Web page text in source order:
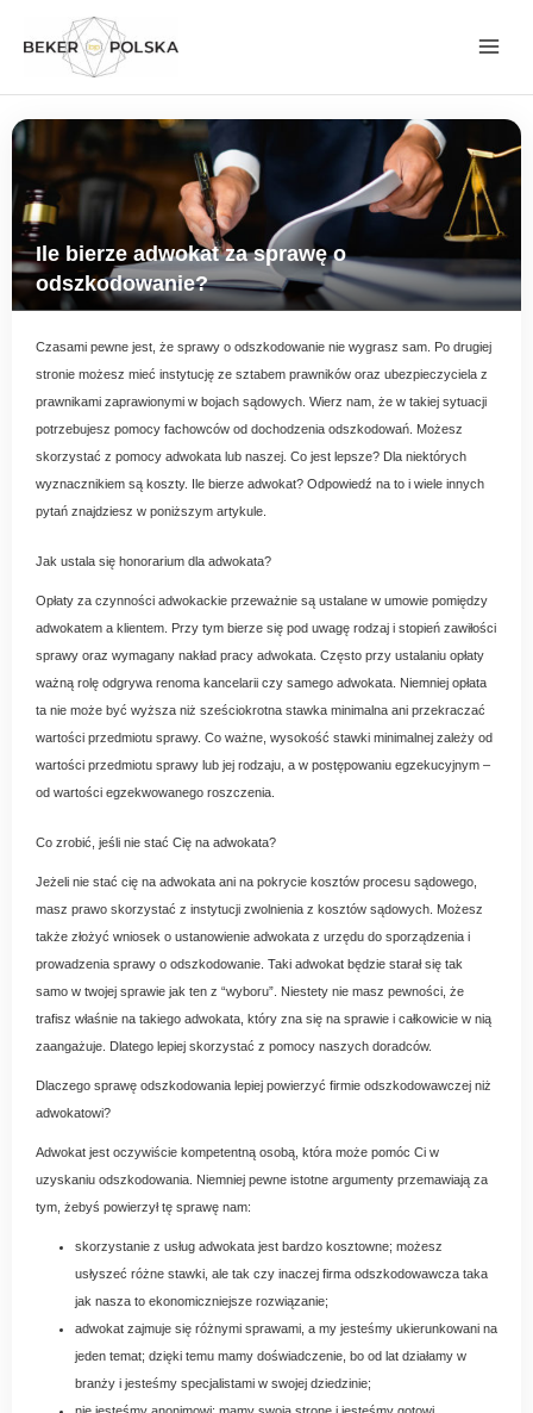
Ile bierze adwokat za sprawę o
odszkodowanie?
Czasami pewne jest, że sprawy o odszkodowanie nie wygrasz sam. Po drugiej
stronie możesz mieć instytucję ze sztabem prawników oraz ubezpieczyciela z
prawnikami zaprawionymi w bojach sądowych. Wierz nam, że w takiej sytuacji
potrzebujesz pomocy fachowców od dochodzenia odszkodowań. Możesz
skorzystać z pomocy adwokata lub naszej. Co jest lepsze? Dla niektórych
wyznacznikiem są koszty. Ile bierze adwokat? Odpowiedź na to i wiele innych
pytań znajdziesz w poniższym artykule.
Jak ustala się honorarium dla adwokata?
Opłaty za czynności adwokackie przeważnie są ustalane w umowie pomiędzy
adwokatem a klientem. Przy tym bierze się pod uwagę rodzaj i stopień zawiłości
sprawy oraz wymagany nakład pracy adwokata. Często przy ustalaniu opłaty
ważną rolę odgrywa renoma kancelarii czy samego adwokata. Niemniej opłata
ta nie może być wyższa niż sześciokrotna stawka minimalna ani przekraczać
wartości przedmiotu sprawy. Co ważne, wysokość stawki minimalnej zależy od
wartości przedmiotu sprawy lub jej rodzaju, a w postępowaniu egzekucyjnym –
od wartości egzekwowanego roszczenia.
Co zrobić, jeśli nie stać Cię na adwokata?
Jeżeli nie stać cię na adwokata ani na pokrycie kosztów procesu sądowego,
masz prawo skorzystać z instytucji zwolnienia z kosztów sądowych. Możesz
także złożyć wniosek o ustanowienie adwokata z urzędu do sporządzenia i
prowadzenia sprawy o odszkodowanie. Taki adwokat będzie starał się tak
samo w twojej sprawie jak ten z “wyboru”. Niestety nie masz pewności, że
trafisz właśnie na takiego adwokata, który zna się na sprawie i całkowicie w nią
zaangażuje. Dlatego lepiej skorzystać z pomocy naszych doradców.
Dlaczego sprawę odszkodowania lepiej powierzyć firmie odszkodowawczej niż
adwokatowi?
Adwokat jest oczywiście kompetentną osobą, która może pomóc Ci w
uzyskaniu odszkodowania. Niemniej pewne istotne argumenty przemawiają za
tym, żebyś powierzył tę sprawę nam:
skorzystanie z usług adwokata jest bardzo kosztowne; możesz
usłyszeć różne stawki, ale tak czy inaczej firma odszkodowawcza taka
jak nasza to ekonomiczniejsze rozwiązanie;
adwokat zajmuje się różnymi sprawami, a my jesteśmy ukierunkowani na
jeden temat; dzięki temu mamy doświadczenie, bo od lat działamy w
branży i jesteśmy specjalistami w swojej dziedzinie;